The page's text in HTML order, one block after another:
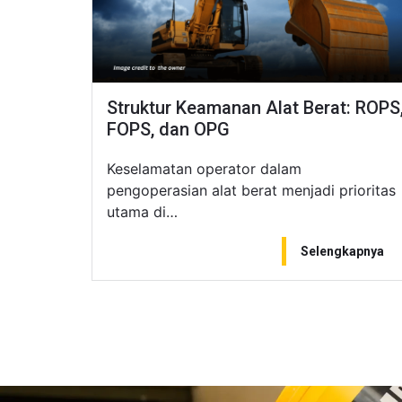
Struktur Keamanan Alat Berat:
FOPS, dan OPG
Keselamatan operator dalam
pengoperasian alat berat menjadi prioritas
utama di…
Selengkapnya